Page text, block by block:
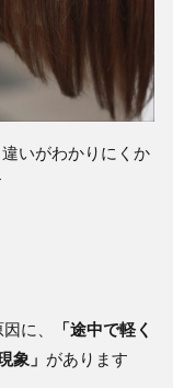
いがわかりにくか
に、
「途中で軽く
象」 があります